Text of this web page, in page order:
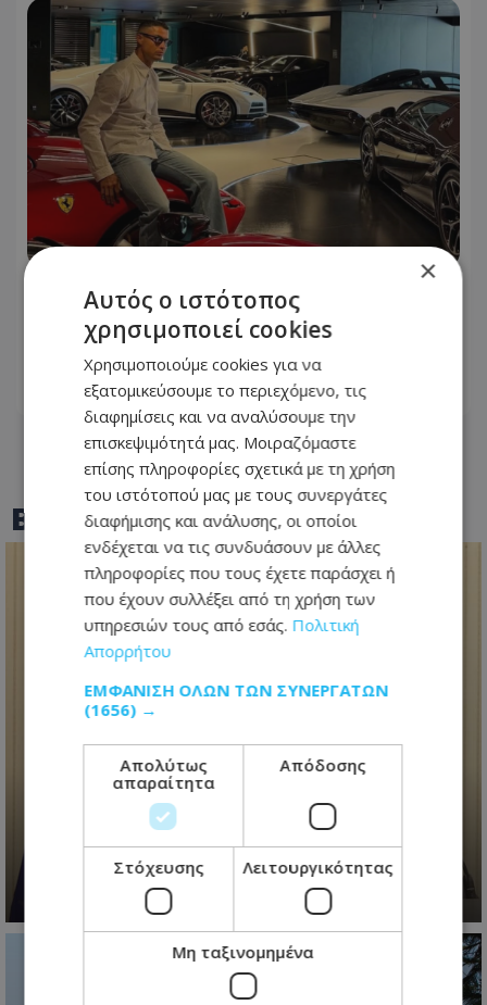
Ο Cristiano Ronaldo φωτογραφήθηκε
μπροστά από τον στόλο των
πανάκριβων αυτοκινήτων του!
06.08.2026 - 09:46
BEST OFTOTHEMAONLINE
Ανασχηματισμός με πολιτικά
μηνύματα: Ο Πρόεδρος
Χριστοδουλίδης έθεσε τον πήχη
ψηλά για τη νέα κυβέρνηση
06.08.2026 - 09:41
×
Αυτός ο ιστότοπος
χρησιμοποιεί cookies
Χρησιμοποιούμε cookies για να
εξατομικεύσουμε το περιεχόμενο, τις
διαφημίσεις και να αναλύσουμε την
επισκεψιμότητά μας. Μοιραζόμαστε
επίσης πληροφορίες σχετικά με τη χρήση
του ιστότοπού μας με τους συνεργάτες
διαφήμισης και ανάλυσης, οι οποίοι
ενδέχεται να τις συνδυάσουν με άλλες
πληροφορίες που τους έχετε παράσχει ή
που έχουν συλλέξει από τη χρήση των
υπηρεσιών τους από εσάς. Πολιτική
Απορρήτου
ΕΜΦΆΝΙΣΗ ΌΛΩΝ ΤΩΝ ΣΥΝΕΡΓΑΤΏΝ
(1656) →
Απολύτως
απαραίτητα
Απόδοσης
Στόχευσης Λειτουργικότητας
Μη ταξινομημένα